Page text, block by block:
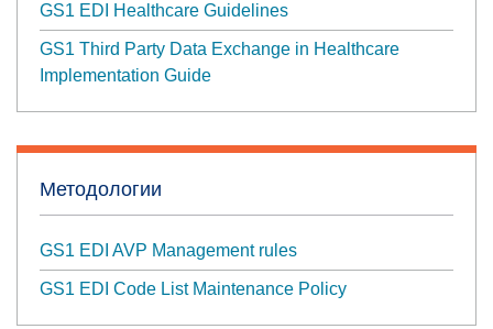
GS1 EDI Healthcare Guidelines
GS1 Third Party Data Exchange in Healthcare
Implementation Guide
Методологии
GS1 EDI AVP Management rules
GS1 EDI Code List Maintenance Policy